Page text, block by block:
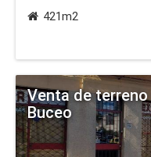
421m2
Venta de
Buceo